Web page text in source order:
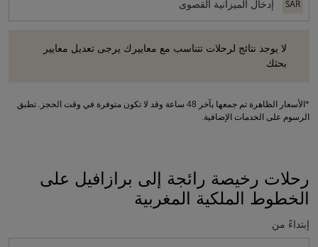
SAR
لا يوجد نتائج لرحلات تتناسب مع معاييرك يرجى تعديل معايير
بحثك
*الأسعار الظاهرة تم جمعها بآخر 48 ساعة وقد لا تكون متوفرة في وقت الحجز. تطبق
الرسوم على الخدمات الإضافية.
رحلات رخيصة رائجة إلى برازافيل على
الخطوط الملكية المغربية
إبتداءً من